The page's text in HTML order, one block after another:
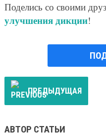
Поделись со своими
улучшения дикции!
ПРЕДЫДУЩАЯ
АВТОР СТАТЬИ